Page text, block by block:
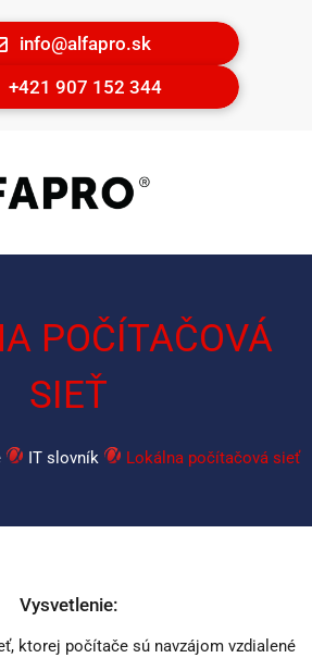
info@alfapro.sk
+421 907 152 344
POČÍTAČOVÁ
SIEŤ
IT slovník Lokálna počítačová sieť
Vysvetlenie:
ktorej počítače sú navzájom vzdialené